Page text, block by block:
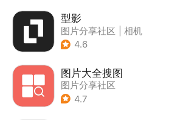
型影
图片分享社区
相机
4.6
图片大全搜图
图片分享社区
4.7